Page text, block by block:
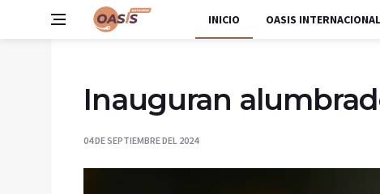
INICIO OASIS INTERNACIONAL
Inauguran
04 DE SEPTIEMBRE DEL 2024